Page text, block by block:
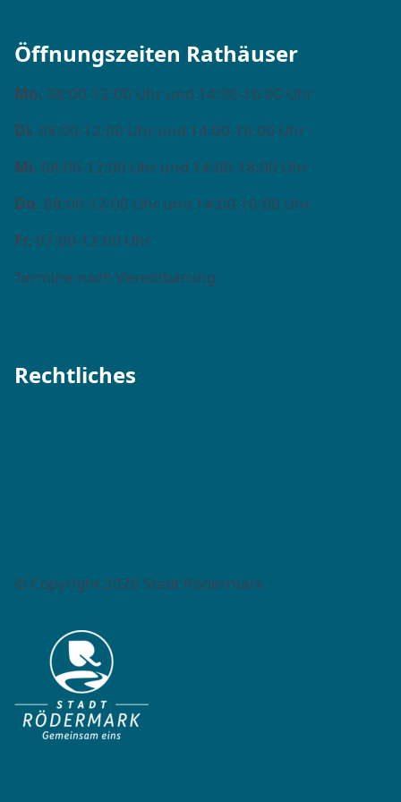
Öffnungszeiten Rathäuser
Mo. 08:00-12:00 Uhr und 14:00-16:00 Uhr
Di. 08:00-12:00 Uhr und 14:00-16:00 Uhr
Mi. 08:00-12:00 Uhr und 14:00-18:00 Uhr
Do. 08:00-12:00 Uhr und 14:00-16:00 Uhr
Fr. 07:00-12:00 Uhr
Termine nach Vereinbarung
Rechtliches
© Copyright 2026 Stadt Rödermark